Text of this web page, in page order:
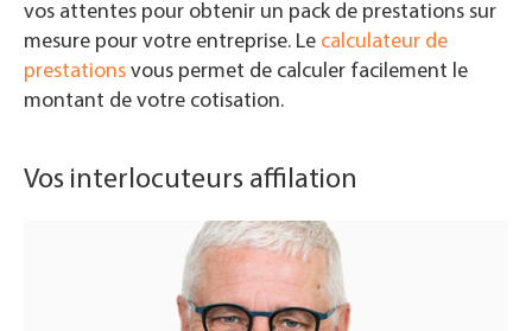
vos attentes pour obtenir un pack de prestations sur
mesure pour votre entreprise. Le calculateur de
prestations vous permet de calculer facilement le
montant de votre cotisation.
Vos interlocuteurs affilation